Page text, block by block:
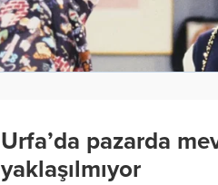
Urfa’da pazarda
yaklaşılmıyor